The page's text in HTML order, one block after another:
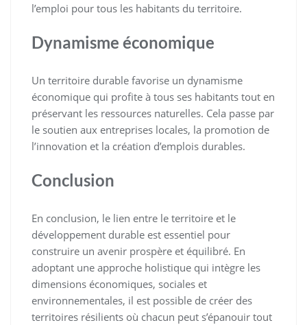
l’emploi pour tous les habitants du territoire.
Dynamisme économique
Un territoire durable favorise un dynamisme
économique qui profite à tous ses habitants tout en
préservant les ressources naturelles. Cela passe par
le soutien aux entreprises locales, la promotion de
l’innovation et la création d’emplois durables.
Conclusion
En conclusion, le lien entre le territoire et le
développement durable est essentiel pour
construire un avenir prospère et équilibré. En
adoptant une approche holistique qui intègre les
dimensions économiques, sociales et
environnementales, il est possible de créer des
territoires résilients où chacun peut s’épanouir tout